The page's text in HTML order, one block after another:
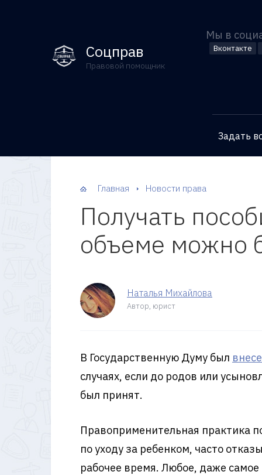
Соцправ
Правовой помощник
Мы в
Вконтакте
Задать
Главная Новости права
Получать
объеме можно
Наталья Михайлова
Автор, юрист
В Государственную Думу был
случаях, если до родов или
был принят.
Правоприменительная практика
по уходу за ребенком, часто
рабочее время. Любое, даже